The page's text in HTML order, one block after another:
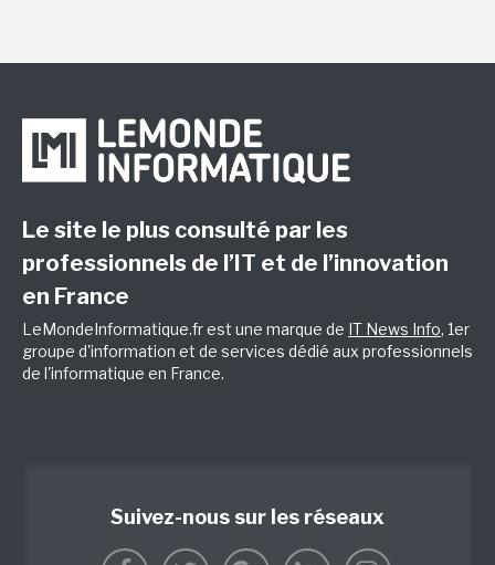
Le site le plus consulté par les
professionnels de l’IT et de l’innovation
en France
LeMondeInformatique.fr est une marque de IT News Info, 1er
groupe d'information et de services dédié aux professionnels
de l'informatique en France.
Suivez-nous sur les réseaux